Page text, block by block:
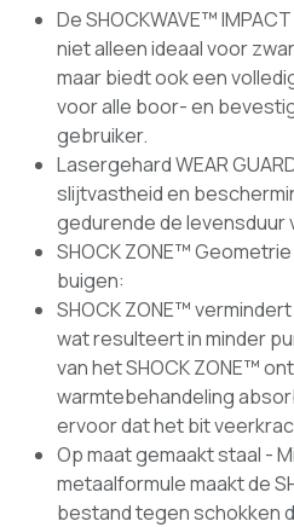
De SHOCKWAVE™
niet alleen ideaal voor
maar biedt ook een
voor alle boor- en
gebruiker.
Lasergehard WEAR
slijtvastheid en
gedurende de levensduur
SHOCK ZONE™
buigen:
SHOCK ZONE™
wat resulteert in minder
van het SHOCK ZONE™
warmtebehandeling
ervoor dat het bit
Op maat gemaakt staal -
metaalformule maakt de
bestand tegen schokken